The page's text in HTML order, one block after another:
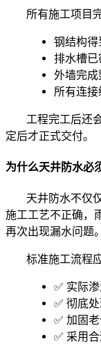
所有施工项目
钢结构得
排水槽已
外墙完成
所有连接
工程完工后还
定后才正式交付。
为什么天井防水必
天井防水不仅
施工工艺不正确，
再次出现漏水问题。
标准施工流程
✅ 实际
✅ 彻底
✅ 加固
✅ 采用